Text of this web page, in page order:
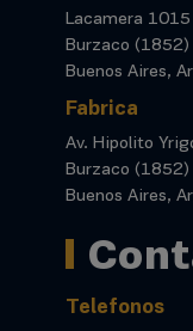
Lacamera 1015
Burzaco (1852)
Buenos Aires,
Fabrica
Av. Hipolito
Burzaco (1852)
Buenos Aires,
Telefonos